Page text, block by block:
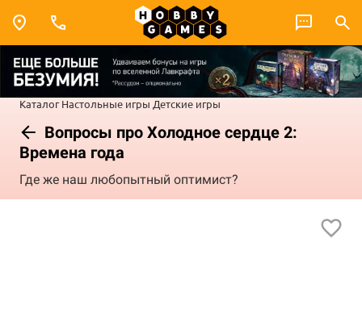
Каталог Настольные игры Детские игры
Вопросы про Холодное сердце 2:
Времена года
Где же наш любопытный оптимист?